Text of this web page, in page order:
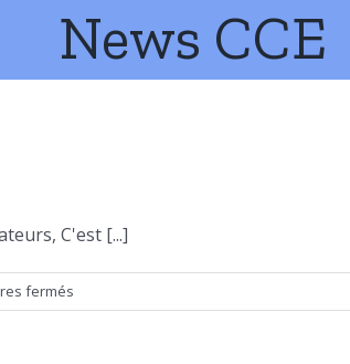
News CCE
C'est [...]
fermés
Rassemblement